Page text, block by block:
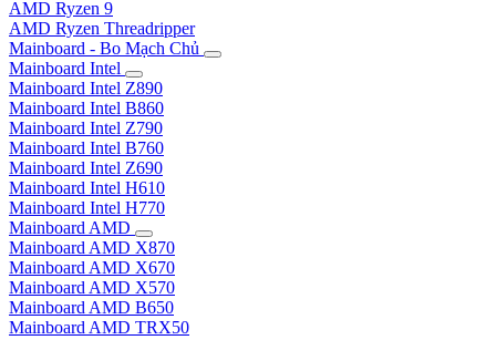
AMD Ryzen 9
AMD Ryzen Threadripper
Mainboard - Bo Mạch Chủ
Mainboard Intel
Mainboard Intel Z890
Mainboard Intel B860
Mainboard Intel Z790
Mainboard Intel B760
Mainboard Intel Z690
Mainboard Intel H610
Mainboard Intel H770
Mainboard AMD
Mainboard AMD X870
Mainboard AMD X670
Mainboard AMD X570
Mainboard AMD B650
Mainboard AMD TRX50